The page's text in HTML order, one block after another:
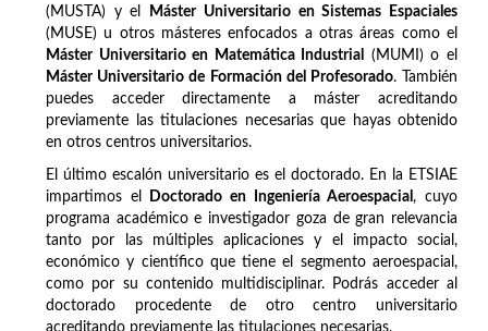
(MUSTA) y el
Máster Universitario en Sistemas Espaciales
(MUSE) u otros másteres enfocados a otras áreas como el
Máster Universitario en Matemática Industrial
(MUMI) o el
Máster Universitario de Formación del Profesorado. También
puedes acceder directamente a máster acreditando
previamente las titulaciones necesarias que hayas obtenido
en otros centros universitarios.
El último escalón universitario es el doctorado. En la ETSIAE
impartimos el
Doctorado en Ingeniería Aeroespacial, cuyo
programa académico e investigador goza de gran relevancia
tanto por las múltiples aplicaciones y el impacto social,
económico y científico que tiene el segmento aeroespacial,
como por su contenido multidisciplinar. Podrás acceder al
doctorado procedente de otro centro universitario